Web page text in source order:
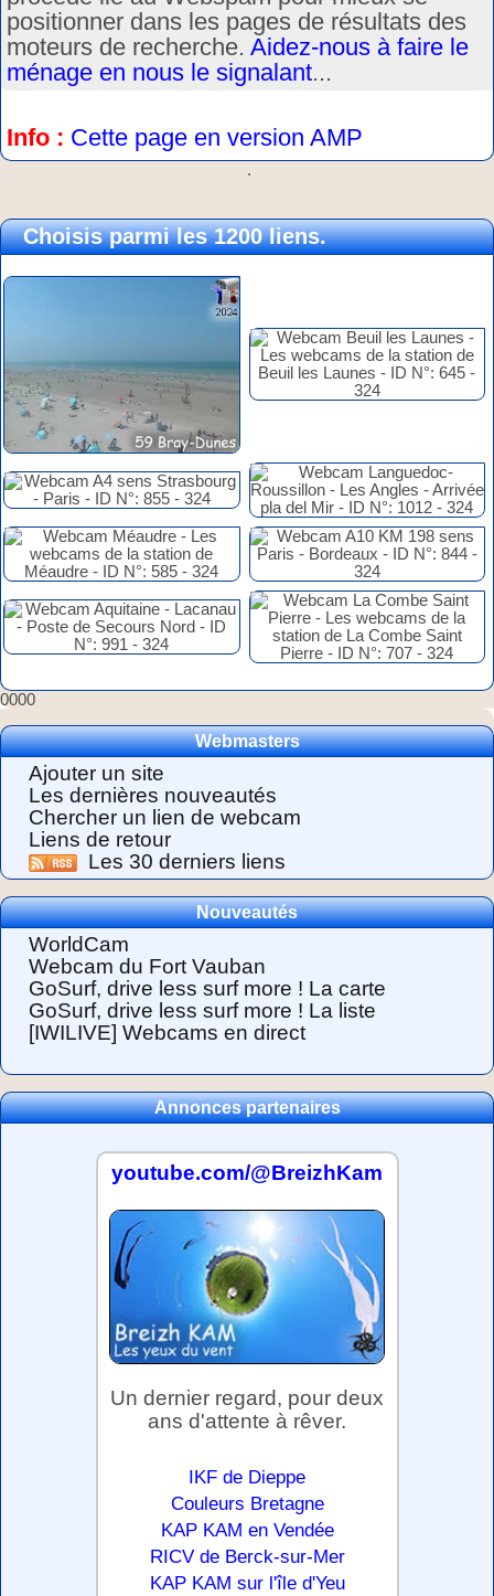
positionner dans les pages de résultats des
moteurs de recherche. Aidez-nous à faire le
ménage en nous le signalant...
Info : Cette page en version AMP
.
Choisis parmi les 1200 liens.
0000
Webmasters
Ajouter un site
Les dernières nouveautés
Chercher un lien de webcam
Liens de retour
Les 30 derniers liens
Nouveautés
WorldCam
Webcam du Fort Vauban
GoSurf, drive less surf more ! La carte
GoSurf, drive less surf more ! La liste
[IWILIVE] Webcams en direct
Annonces partenaires
youtube.com/@BreizhKam
Un dernier regard, pour deux
ans d'attente à rêver.
IKF de Dieppe
Couleurs Bretagne
KAP KAM en Vendée
RICV de Berck-sur-Mer
KAP KAM sur l'île d'Yeu